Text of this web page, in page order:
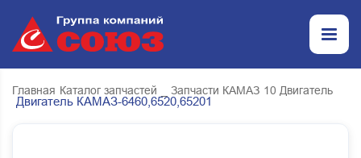
Главная Каталог запчастей _ Запчасти КАМАЗ 10 Двигатель
Двигатель КАМАЗ-6460,6520,65201